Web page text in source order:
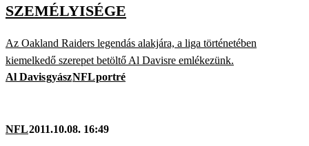
SZEMÉLYISÉGE
Az Oakland Raiders legendás alakjára, a liga történetében
kiemelkedő szerepet betöltő Al Davisre emlékezünk.
Al DavisgyászNFLportré
NFL2011.10.08. 16:49